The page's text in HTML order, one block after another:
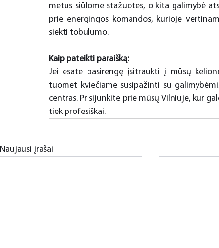
metus siūlome stažuotes, o kita galimybė
prie energingos komandos, kurioje
siekti tobulumo.
Kaip pateikti paraišką:
Jei esate pasirengę įsitraukti į mūsų
tuomet kviečiame susipažinti su
centras. Prisijunkite prie mūsų Vilniuje, kur
tiek profesiškai.
Naujausi įrašai